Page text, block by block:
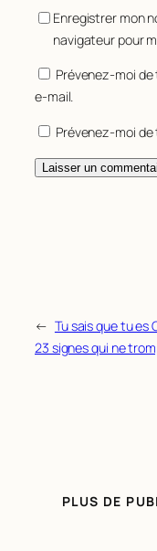
Enregistrer mon
navigateur pour
Prévenez-moi
e-mail.
Prévenez-moi
← Tu sais que tu es
23 signes qui ne
PLUS DE